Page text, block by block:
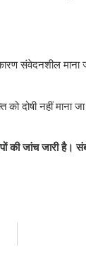
संवेदनशील
दोषी नहीं माना
जांच जारी है।